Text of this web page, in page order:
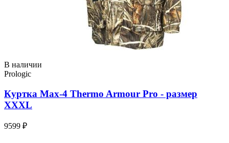
В наличии
Prologic
Куртка Max-4 Thermo Armour Pro - размер
XXXL
9599 ₽